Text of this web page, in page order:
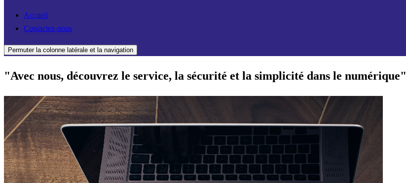
Accueil
Contactez-nous
Permuter la colonne latérale et la navigation
"Avec nous, découvrez le service, la sécurité et la simplicité dans le numérique"